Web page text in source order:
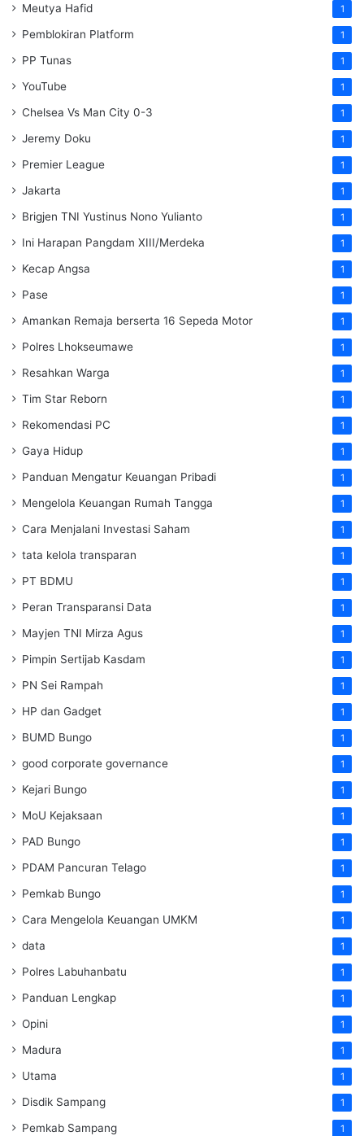
Meutya Hafid 1
Pemblokiran Platform 1
PP Tunas 1
YouTube 1
Chelsea Vs Man City 0-3 1
Jeremy Doku 1
Premier League 1
Jakarta 1
Brigjen TNI Yustinus Nono Yulianto 1
Ini Harapan Pangdam XIII/Merdeka 1
Kecap Angsa 1
Pase 1
Amankan Remaja berserta 16 Sepeda Motor 1
Polres Lhokseumawe 1
Resahkan Warga 1
Tim Star Reborn 1
Rekomendasi PC 1
Gaya Hidup 1
Panduan Mengatur Keuangan Pribadi 1
Mengelola Keuangan Rumah Tangga 1
Cara Menjalani Investasi Saham 1
tata kelola transparan 1
PT BDMU 1
Peran Transparansi Data 1
Mayjen TNI Mirza Agus 1
Pimpin Sertijab Kasdam 1
PN Sei Rampah 1
HP dan Gadget 1
BUMD Bungo 1
good corporate governance 1
Kejari Bungo 1
MoU Kejaksaan 1
PAD Bungo 1
PDAM Pancuran Telago 1
Pemkab Bungo 1
Cara Mengelola Keuangan UMKM 1
data 1
Polres Labuhanbatu 1
Panduan Lengkap 1
Opini 1
Madura 1
Utama 1
Disdik Sampang 1
Pemkab Sampang 1